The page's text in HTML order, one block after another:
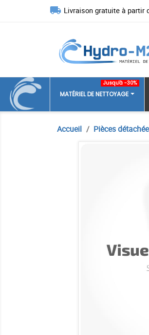
local_shipping Livraison gratuite à partir
MATÉRIEL DE NETTOYAGE
Jusqu'à -30%
Accueil Pièces